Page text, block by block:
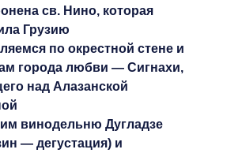
св. Нино, которая
Грузию
по окрестной стене и
города любви — Сигнахи,
над Алазанской
винодельню Дугладзе
— дегустация) и